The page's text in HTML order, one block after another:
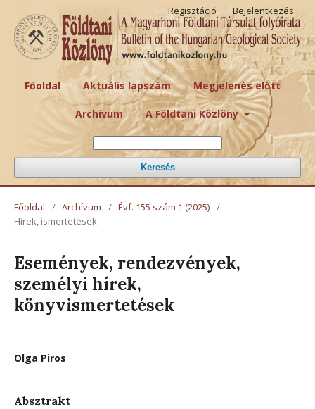
Főoldal Aktuális lapszám Megjelenés előtt
Archívum A Földtani Közlöny
Keresés
Regisztáció Bejelentkezés
Főoldal / Archívum / Évf. 155 szám 1 (2025) /
Hírek, ismertetések
Események, rendezvények,
személyi hírek,
könyvismertetések
Olga Piros
Absztrakt